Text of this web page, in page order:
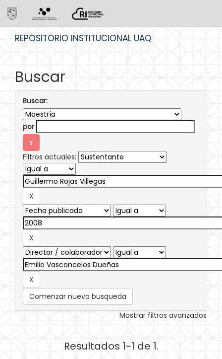
REPOSITORIO INSTITUCIONAL UAQ
Buscar
Buscar:
por
Filtros actuales:
Comenzar nueva busqueda
Mostrar filtros avanzados
Resultados 1-1 de 1.